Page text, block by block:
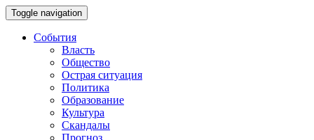
Toggle navigation
События
Власть
Общество
Острая ситуация
Политика
Образование
Культура
Скандалы
Прогноз